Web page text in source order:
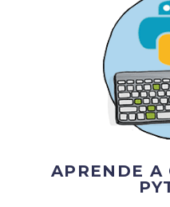
APRENDE A